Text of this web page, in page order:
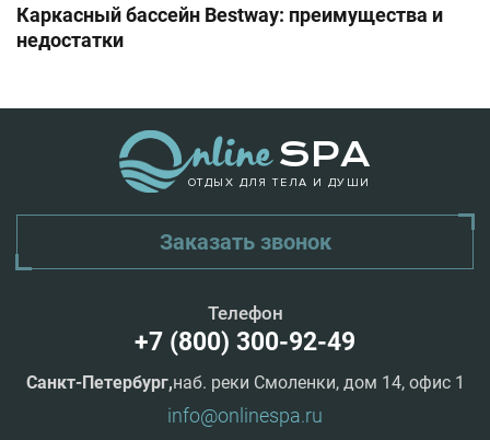
Каркасный бассейн Bestway: преимущества и
недостатки
ОТДЫХ ДЛЯ ТЕЛА И ДУШИ
Заказать звонок
Телефон
+7 (800) 300-92-49
Санкт-Петербург,наб. реки Смоленки, дом 14, офис 1
info@onlinespa.ru